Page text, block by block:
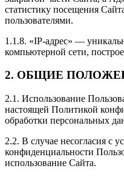
статистику посещения
пользователями.
1.1.8. «IP-адрес» —
компьютерной сети,
2. ОБЩИЕ
2.1. Использование
настоящей Политикой
обработки персональных
2.2. В случае несогласия с
конфиденциальности
использование Сайта.